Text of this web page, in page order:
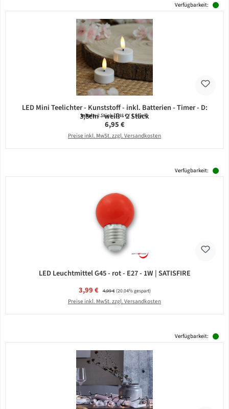
Verfügbarkeit:
LED Mini Teelichter - Kunststoff - inkl. Batterien - Timer - D:
3,8cm - weiß - 2 Stück
Inhalt:2 Stück(3,48 € / 1 Stück)
Regulärer Preis:
6,95 €
Preise inkl. MwSt. zzgl. Versandkosten
Verfügbarkeit:
LED Leuchtmittel G45 - rot - E27 - 1W | SATISFIRE
Verkaufspreis:
3,99 € Regulärer Preis:
4,99 €(20.04% gespart)
Preise inkl. MwSt. zzgl. Versandkosten
Verfügbarkeit: